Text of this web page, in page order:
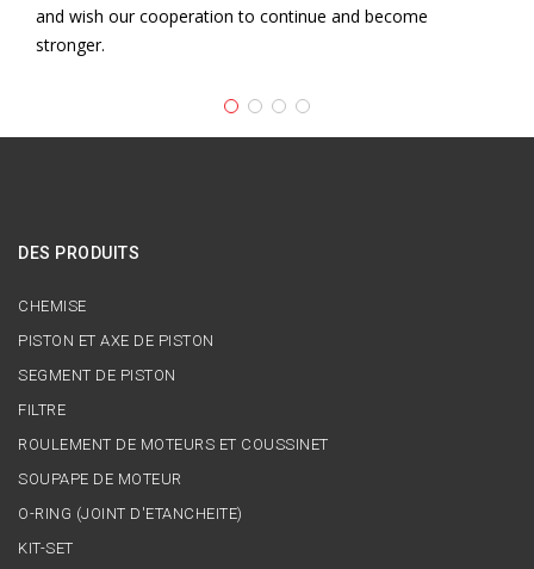
and wish our cooperation to continue and become
stronger.
DES PRODUITS
CHEMISE
PISTON ET AXE DE PISTON
SEGMENT DE PISTON
FILTRE
ROULEMENT DE MOTEURS ET COUSSINET
SOUPAPE DE MOTEUR
O-RING (JOINT D'ETANCHEITE)
KIT-SET